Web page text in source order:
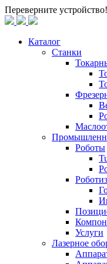
Переверните устройство!
Каталог
Станки
Роботы
Услуги
Лазерное